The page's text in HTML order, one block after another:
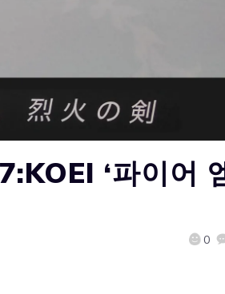
‘파이어
0